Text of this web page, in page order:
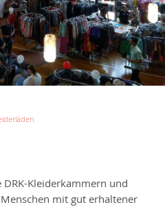
Kleiderkammern und
mit gut erhaltener